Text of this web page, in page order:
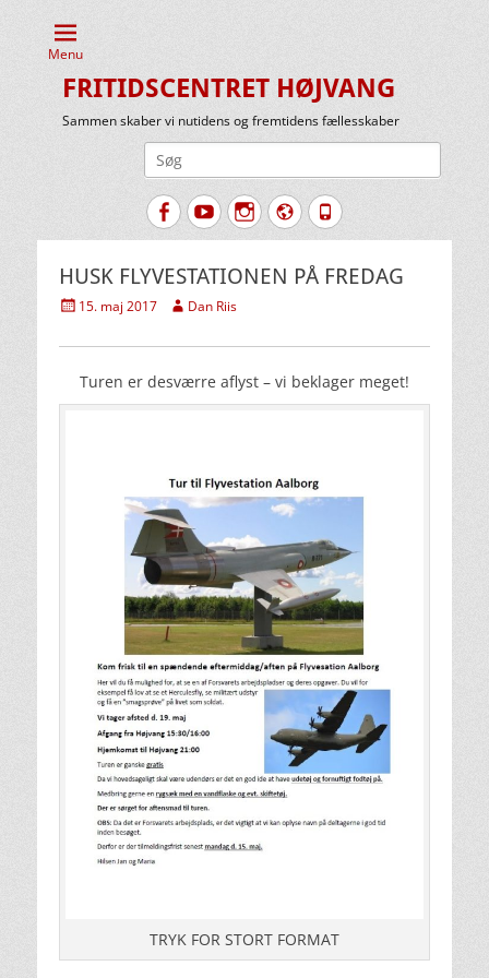
Menu
FRITIDSCENTRET HØJVANG
Sammen skaber vi nutidens og fremtidens fællesskaber
FacebookYouTubeInstagram
Website
Tlf.
HUSK FLYVESTATIONEN PÅ FREDAG
Udgivet
15. maj 2017 Forfatter
Dan Riis
Turen er desværre aflyst – vi beklager meget!
TRYK FOR STORT FORMAT